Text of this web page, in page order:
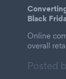
Black
Online
overall
Posted